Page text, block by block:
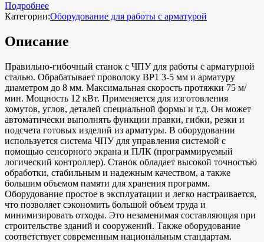
Подробнее
Категории:Оборудование для работы с арматурой
Описание
Правильно-гибочный станок с ЧПУ для работы с арматурной
сталью. Обрабатывает проволоку ВР1 3-5 мм и арматуру
диаметром до 8 мм. Максимальная скорость протяжки 75 м/
мин. Мощность 12 кВт. Применяется для изготовления
хомутов, углов, деталей специальной формы и т.д. Он может
автоматически выполнять функции правки, гибки, резки и
подсчета готовых изделий из арматуры. В оборудовании
используется система ЧПУ для управления системой с
помощью сенсорного экрана и ПЛК (программируемый
логический контроллер). Станок обладает высокой точностью
обработки, стабильным и надежным качеством, а также
большим объемом памяти для хранения программ.
Оборудование простое в эксплуатации и легко настраивается,
что позволяет сэкономить большой объем труда и
минимизировать отходы. Это незаменимая составляющая при
строительстве зданий и сооружений. Также оборудование
соответствует современным национальным стандартам.